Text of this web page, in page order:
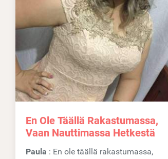
En Ole Täällä Rakastumassa,
Vaan Nauttimassa Hetkestä
Paula : En ole täällä rakastumassa,